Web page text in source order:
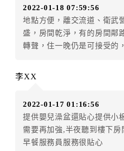
服務費），乙方除提供住宿外
容提供之服務）。
第四條（入住、退房時間）
另有約定者，從其約定。
第五條（付款方式）
甲、乙雙方同意本契約之付
第六條（定金或預收房價總金
2022-01-18 07:59:56
地點方便，離交流道、衛武
盛，房間乾淨，有的房間鄰
轉聲，住一晚仍是可接受的
李XX
2022-01-17 01:16:56
提供嬰兒澡盆還貼心提供小
需要再加強,半夜聽到樓下
早餐服務員服務很貼心